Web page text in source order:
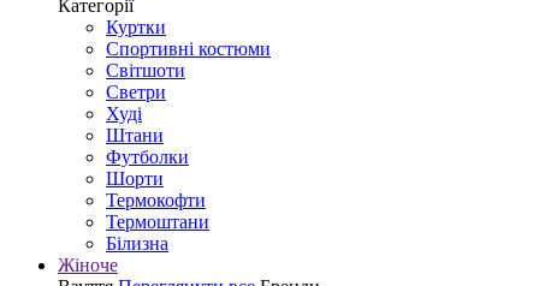
Категорії
Куртки
Спортивні костюми
Світшоти
Светри
Худі
Штани
Футболки
Шорти
Термокофти
Термоштани
Білизна
Жіноче